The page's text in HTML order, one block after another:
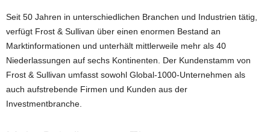
Seit 50 Jahren in unterschiedlichen Branchen und Industrien tätig,
verfügt Frost & Sullivan über einen enormen Bestand an
Marktinformationen und unterhält mittlerweile mehr als 40
Niederlassungen auf sechs Kontinenten. Der Kundenstamm von
Frost & Sullivan umfasst sowohl Global-1000-Unternehmen als
auch aufstrebende Firmen und Kunden aus der
Investmentbranche.